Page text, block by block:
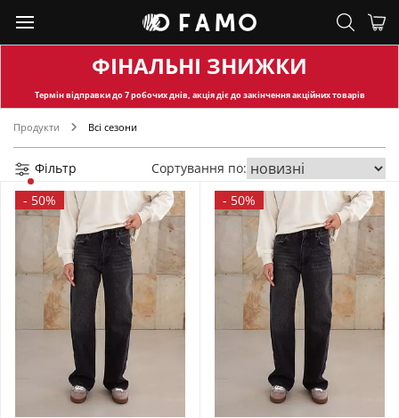
ФІНАЛЬНІ ЗНИЖКИ
Термін відправкидо 7 робочих днів, акція діє до закінчення акційних товарів
Продукти Всі сезони
Фільтр
Сортування по:
- 50% - 50%